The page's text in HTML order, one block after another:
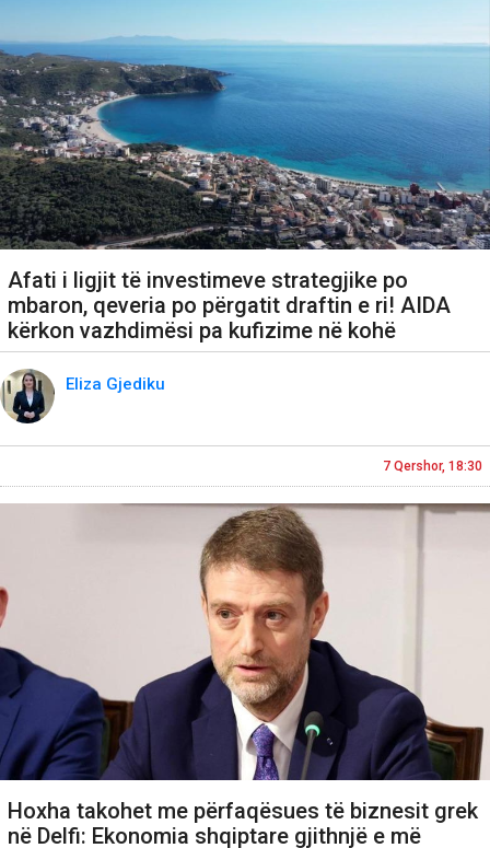
Afati i ligjit të investimeve strategjike po
mbaron, qeveria po përgatit draftin e ri! AIDA
kërkon vazhdimësi pa kufizime në kohë
Eliza Gjediku
7 Qershor, 18:30
Hoxha takohet me përfaqësues të biznesit grek
në Delfi: Ekonomia shqiptare gjithnjë e më